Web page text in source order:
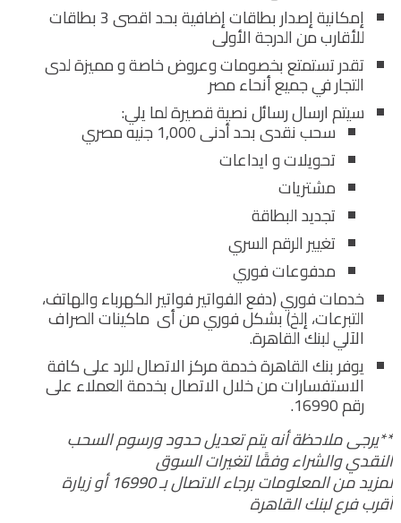
إمكانية إصدار بطاقات إضافية بحد اقصى 3 بطاقات
للأقارب من الدرجة الأولى
تقدر تستمتع بخصومات وعروض خاصة و مميزة لدى
التجار في جميع أنحاء مصر
سيتم ارسال رسائل نصية قصيرة لما يلي:
سحب نقدى بحد أدنى 1,000 جنيه مصري
تحويلات و ايداعات
مشتريات
تجديد البطاقة
تغيير الرقم السري
مدفوعات فوري
خدمات فوري (دفع الفواتير فواتير الكهرباء والهاتف،
التبرعات، إلخ) بشكل فوري من أى ماكينات الصراف
الآلي لبنك القاهرة.
يوفر بنك القاهرة خدمة مركز الاتصال للرد على كافة
الاستفسارات من خلال الاتصال بخدمة العملاء على
رقم 16990.
**يرجى ملاحظة أنه يتم تعديل حدود ورسوم السحب
النقدي والشراء وفقًا لتغيرات السوق
لمزيد من المعلومات برجاء الاتصال بـ 16990 أو زيارة
أقرب فرع لبنك القاهرة